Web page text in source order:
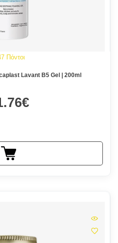
Πόντοι
Lavant B5 Gel | 200ml